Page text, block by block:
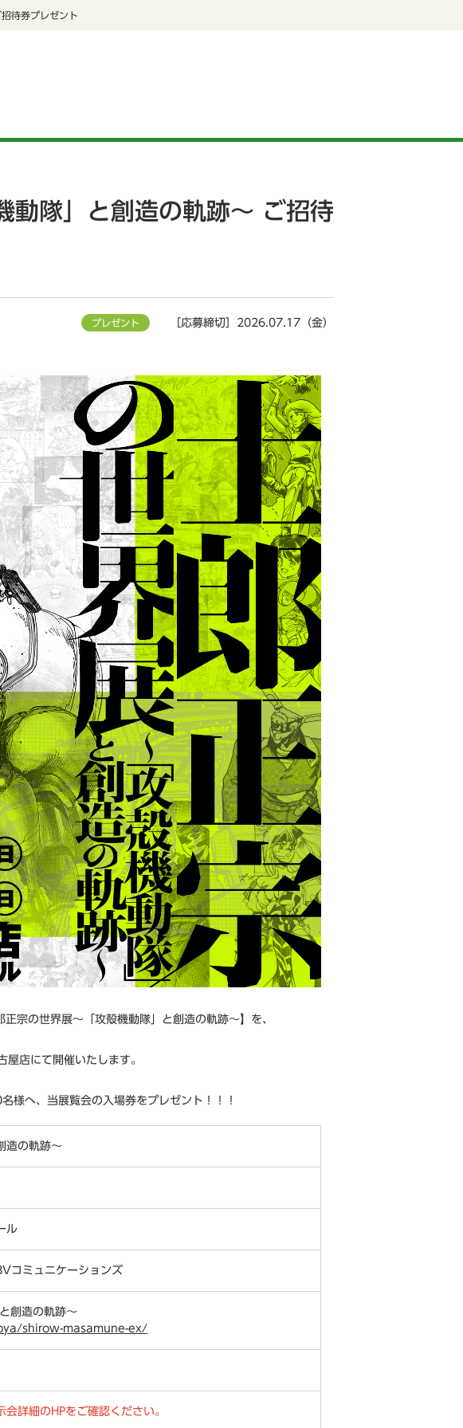
待券プレゼント
動隊」と創造の軌跡〜 ご招待
プレゼント ［応募締切］2026.07.17（金）
宗の世界展～「攻殻機動隊」と創造の軌跡～】を、
店にて開催いたします。
様へ、当展覧会の入場券をプレゼント！！！
造の軌跡〜
ル​
コミュニケーションズ​
創造の軌跡〜
shirow-masamune-ex/
詳細のHPをご確認ください。